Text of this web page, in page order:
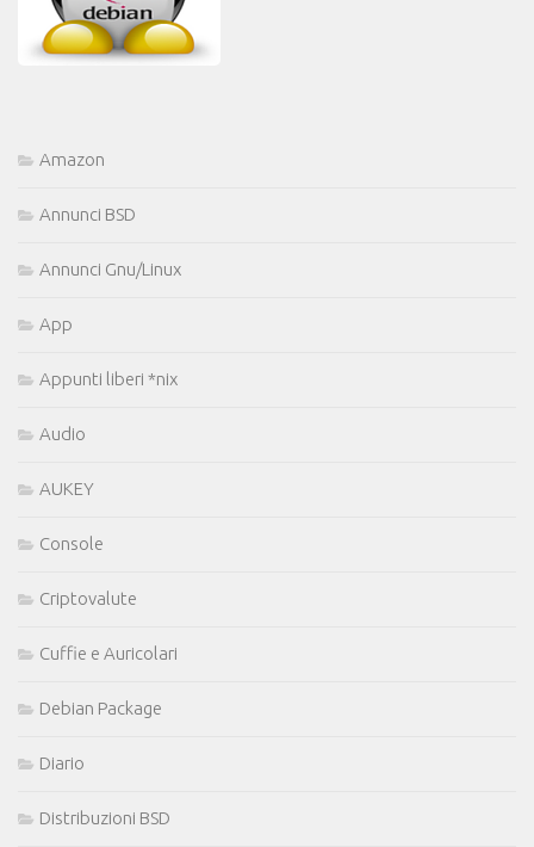
Amazon
Annunci BSD
Annunci Gnu/Linux
App
Appunti liberi *nix
Audio
AUKEY
Console
Criptovalute
Cuffie e Auricolari
Debian Package
Diario
Distribuzioni BSD